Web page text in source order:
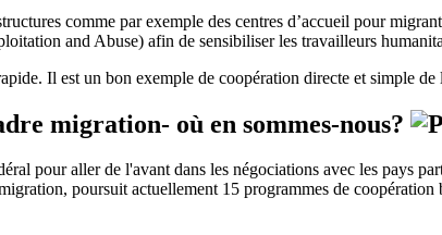
comme par exemple des centres d’accueil pour
and Abuse) afin de sensibiliser les travailleurs
Il est un bon exemple de coopération directe et simple de
migration- où en sommes-nous?
pour aller de l'avant dans les négociations avec les pays
poursuit actuellement 15 programmes de